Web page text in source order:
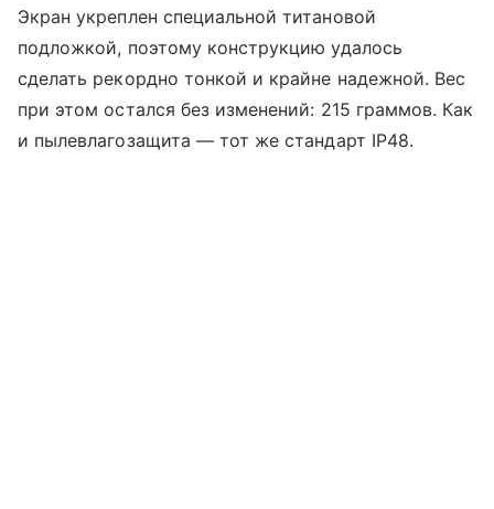
Экран укреплен специальной титановой
подложкой, поэтому конструкцию удалось
сделать рекордно тонкой и крайне надежной. Вес
при этом остался без изменений: 215 граммов. Как
и пылевлагозащита — тот же стандарт IP48.